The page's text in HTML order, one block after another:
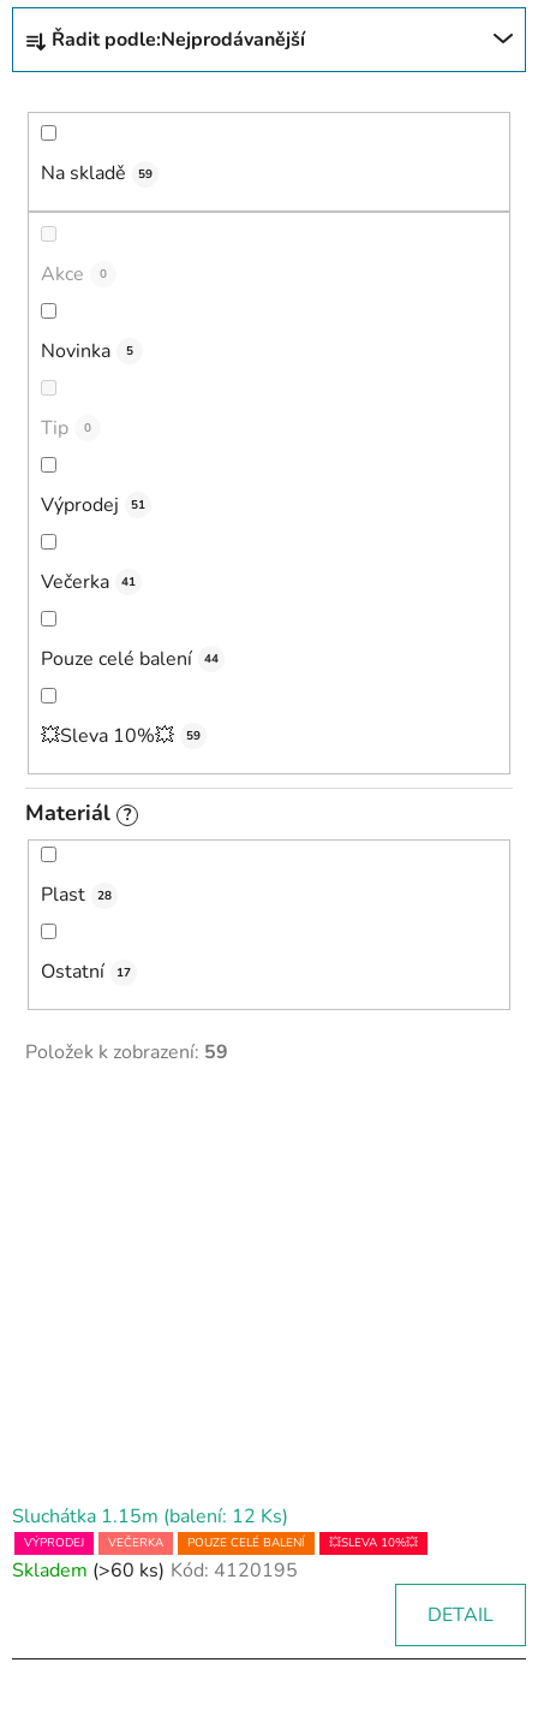
Ř
z
Řadit podle:Nejprodávanější
Na skladě 59
Akce 0
Novinka 5
Tip 0
Výprodej 51
Večerka 41
Pouze celé balení 44
💥Sleva 10%💥 59
Materiál ?
Plast 28
Ostatní 17
Položek k zobrazení: 59
ů
Sluchátka 1.15m (balení: 12 Ks)
VÝPRODEJ VEČERKA POUZE CELÉ BALENÍ 💥SLEVA 10%💥
Skladem (>60 ks) Kód: 4120195
DETAIL